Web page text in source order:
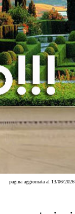
pagina aggiornata al 13/06/2026